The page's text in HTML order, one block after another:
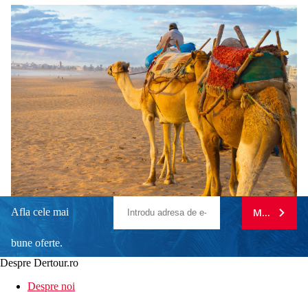
Afla cele mai
bune oferte.
MA
Despre Dertour.ro
Despre noi